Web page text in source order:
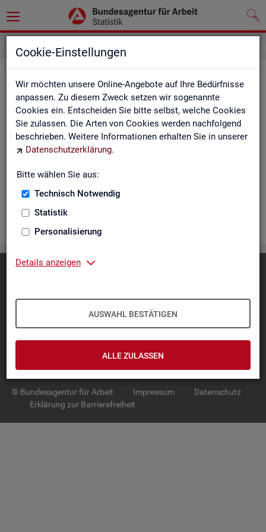
Cookie-Einstellungen
Wir möchten unsere Online-Angebote auf Ihre Bedürfnisse
anpassen. Zu diesem Zweck setzen wir sogenannte
Cookies ein. Entscheiden Sie bitte selbst, welche Cookies
Sie zulassen. Die Arten von Cookies werden nachfolgend
beschrieben. Weitere Informationen erhalten Sie in unserer
Datenschutzerklärung.
Bitte wählen Sie aus:
Technisch Notwendig
Statistik
Personalisierung
Details anzeigen
AUSWAHL BESTÄTIGEN
ALLE ZULASSEN
Ar­beits­lo­se und Ar­beits­lo­sen­quo­
ten - Deutsch­land, Län­der, Krei­se
und Ge­mein­den (Zeit­rei­he Mo­nats-
und Jah­res­zah­len)
nen über Ar­beits­lo­se nach Alter, Ge­schlecht, Staats­an­ge­hö­
rig­keit, Schwer­be­hin­de­rung und wei­te­re Merk­ma­le sowie Ar­
beits­lo­sen­quo­ten.
Diese Seite empfehlen
IN­TER­AK­TI­VE STA­TIS­TI­KEN
GRUND­LA­GEN
© Bundesagentur für Arbeit Impressum
Datenschutz
Erklärung zur Barrierefreiheit